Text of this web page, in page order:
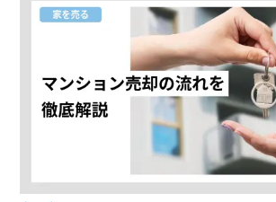
タグから探す
マンション売却
仲介と買取